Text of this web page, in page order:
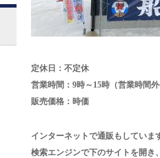
定休日：不定休
営業時間：9時～15時（営業時間
販売価格：時価
インターネットで通販もしていま
検索エンジンで下のサイトを開き